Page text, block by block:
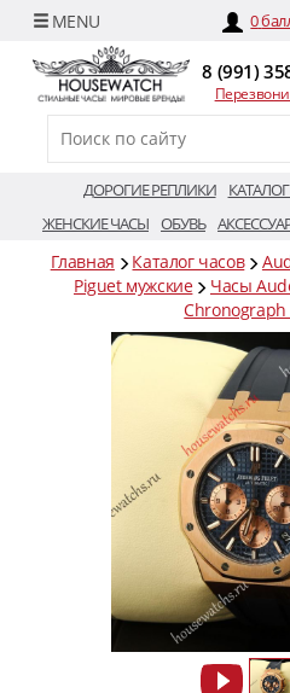
0
8 (991)
ДОРОГИЕ РЕПЛИКИ
ЖЕНСКИЕ ЧАСЫ ОБУВЬ
Главная Каталог часов
Piguet мужские
Часы
Chronograph